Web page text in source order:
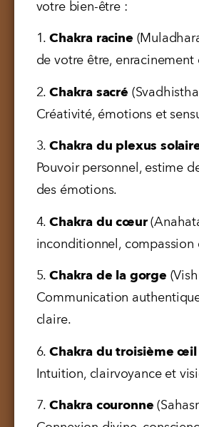
votre bien-être :
1. Chakra racine
de votre être, enracinement
2. Chakra sacré
Créativité, émotions et
3. Chakra du plexus
Pouvoir personnel, estime
des émotions.
4. Chakra du cœur
inconditionnel, compassion
5. Chakra de la gorge
Communication
claire.
6. Chakra du troisième œil
Intuition, clairvoyance et
7. Chakra couronne